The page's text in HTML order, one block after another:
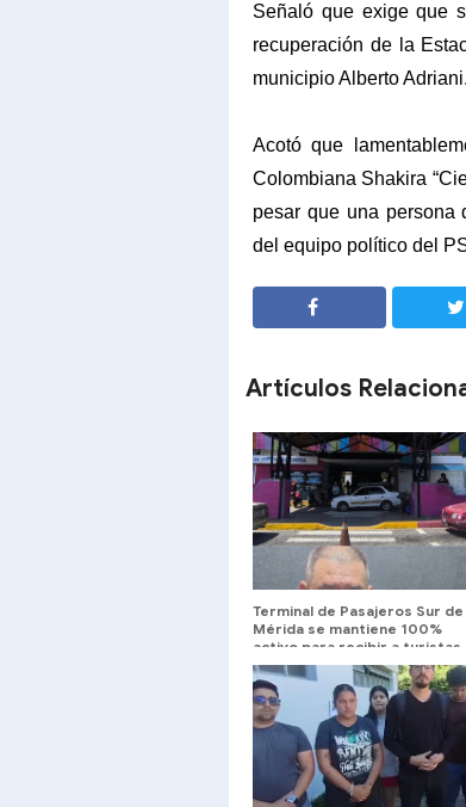
Señaló que exige que
recuperación de la
municipio Alberto Adriani.
Acotó que
Colombiana Shakira
pesar que una persona
del equipo político del
Artículos
Terminal de Pasajeros Sur de
Mérida se mantiene 100%
activo para recibir a turistas